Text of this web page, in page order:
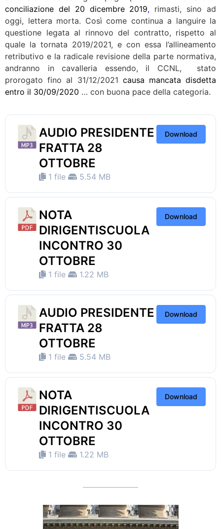
conciliazione del 20 dicembre 2019, rimasti, sino ad
oggi, lettera morta. Così come continua a languire la
questione legata al rinnovo del contratto, rispetto al
quale la tornata 2019/2021, e con essa l’allineamento
retributivo e la radicale revisione della parte normativa,
andranno in cavalleria essendo, il CCNL, stato
prorogato fino al 31/12/2021 causa mancata disdetta
entro il 30/09/2020 … con buona pace della categoria.
AUDIO PRESIDENTE
FRATTA 28
OTTOBRE
1 file 5.54 MB
Download
NOTA
DIRIGENTISCUOLA
INCONTRO 30
OTTOBRE
1 file 1.22 MB
Download
AUDIO PRESIDENTE
FRATTA 28
OTTOBRE
1 file 5.54 MB
Download
NOTA
DIRIGENTISCUOLA
INCONTRO 30
OTTOBRE
1 file 1.22 MB
Download